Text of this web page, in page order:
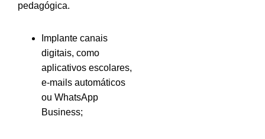
pedagógica.
Implante canais
digitais, como
aplicativos escolares,
e-mails automáticos
ou WhatsApp
Business;